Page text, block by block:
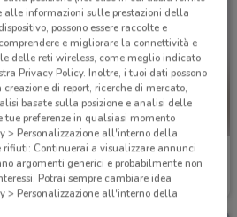
m
Diana Gallesi
Scade il 31/08
alle informazioni sulle prestazioni della
possono essere raccolte e
e migliorare la connettività e
delle reti wireless, come meglio indicato
Privacy Policy. Inoltre, i tuoi dati possono
di report, ricerche di mercato,
basate sulla posizione e analisi delle
tue preferenze in qualsiasi momento
> Personalizzazione all'interno della
rifiuti: Continuerai a visualizzare annunci
argomenti generici e probabilmente non
Potrai sempre cambiare idea
> Personalizzazione all'interno della